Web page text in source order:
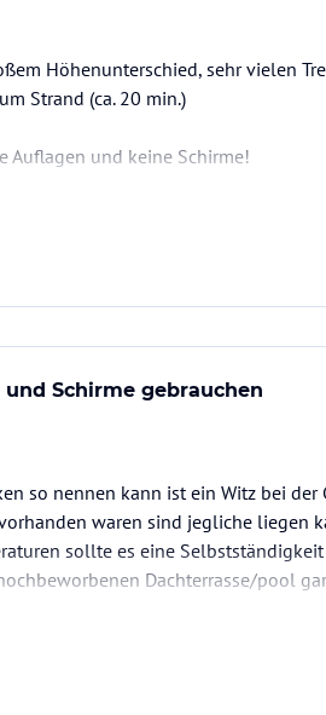
Höhenunterschied, sehr vielen
Strand (ca. 20 min.)
Auflagen und keine Schirme!
auf einen Blick unter die Betten
freundlich,allerdings ohne die
Schirme gebrauchen
so nennen kann ist ein Witz bei
waren sind jegliche liegen
sollte es eine
Dachterrasse/pool